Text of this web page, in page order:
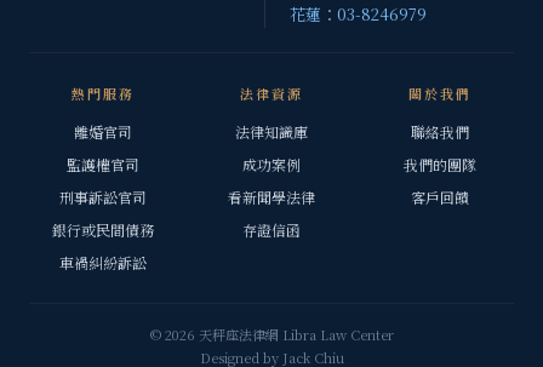
花蓮：03-8246979
熱門服務
離婚官司
監護權官司
刑事訴訟官司
銀行或民間債務
車禍糾紛訴訟
法律資源
法律知識庫
成功案例
看新聞學法律
存證信函
關於我們
聯絡我們
我們的團隊
客戶回饋
© 2026 天秤座法律網 Libra Law Center
Designed by Jack Chiu